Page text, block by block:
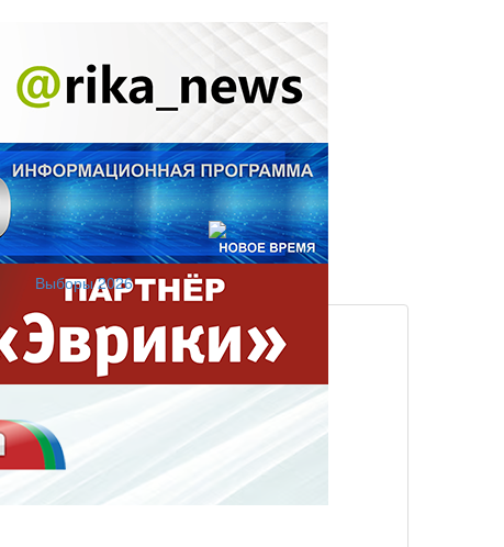
Выборы 2026